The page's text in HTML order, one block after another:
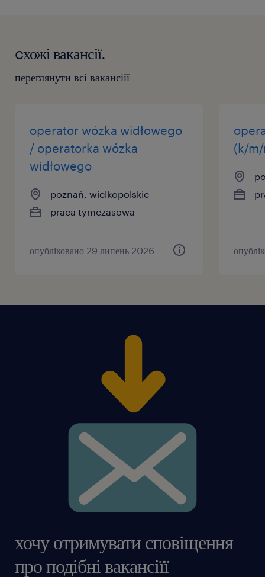
cхожі вакансії.
переглянути всі вакансіїї
operator wózka widłowego
/ operatorka wózka
widłowego
poznań, wielkopolskie
praca tymczasowa
опубліковано 29 липень 2026
(k/
хочу отримувати сповіщення
про подібні вакансіїї